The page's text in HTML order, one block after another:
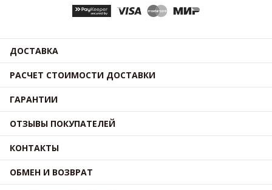
ДОСТАВКА
РАСЧЕТ СТОИМОСТИ ДОСТАВКИ
ГАРАНТИИ
ОТЗЫВЫ ПОКУПАТЕЛЕЙ
КОНТАКТЫ
ОБМЕН И ВОЗВРАТ